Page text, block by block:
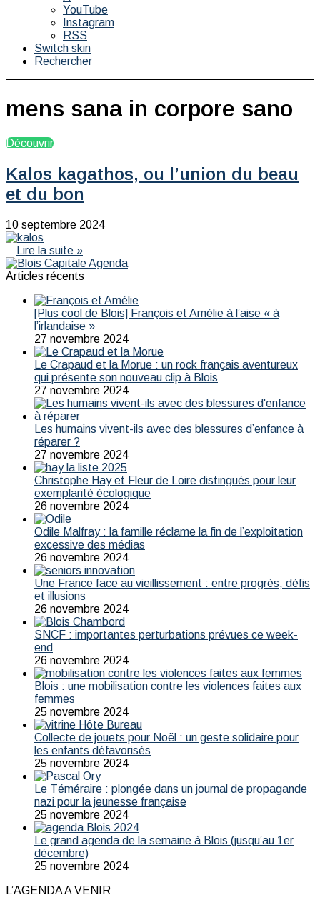
YouTube
Instagram
RSS
Switch skin
Rechercher
mens sana in corpore sano
Découvrir
Kalos kagathos, ou l’union du beau
et du bon
10 septembre 2024
Lire la suite »
Articles récents
[Plus cool de Blois] François et Amélie à l’aise « à
l’irlandaise »
27 novembre 2024
Le Crapaud et la Morue : un rock français aventureux
qui présente son nouveau clip à Blois
27 novembre 2024
Les humains vivent-ils avec des blessures d’enfance à
réparer ?
27 novembre 2024
Christophe Hay et Fleur de Loire distingués pour leur
exemplarité écologique
26 novembre 2024
Odile Malfray : la famille réclame la fin de l’exploitation
excessive des médias
26 novembre 2024
Une France face au vieillissement : entre progrès, défis
et illusions
26 novembre 2024
SNCF : importantes perturbations prévues ce week-
end
26 novembre 2024
Blois : une mobilisation contre les violences faites aux
femmes
25 novembre 2024
Collecte de jouets pour Noël : un geste solidaire pour
les enfants défavorisés
25 novembre 2024
Le Téméraire : plongée dans un journal de propagande
nazi pour la jeunesse française
25 novembre 2024
Le grand agenda de la semaine à Blois (jusqu’au 1er
décembre)
25 novembre 2024
L’AGENDA A VENIR